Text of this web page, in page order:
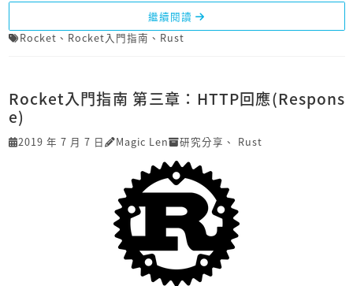
繼續閱讀
Rocket 、 Rocket入門指南 、 Rust
Rocket入門指南 第三章：HTTP回應(Respons
e)
2019 年 7 月 7 日 Magic Len 研究分享 、 Rust